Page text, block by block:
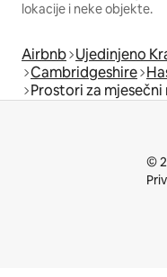
lokacije i neke objekte.
Airbnb Ujedinjeno
Cambridgeshire
Prostori za mjesečni
©